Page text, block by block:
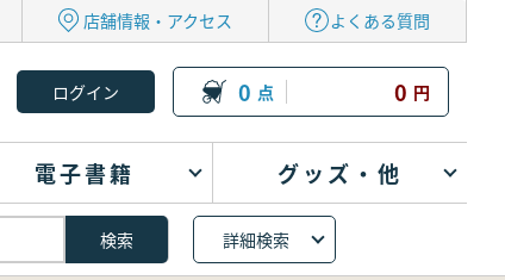
店舗情報・アクセス よくある質問
0 点 0 円
電子書籍 グッズ・他
詳細検索